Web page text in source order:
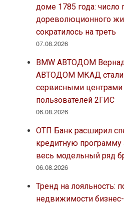
доме 1785 года:
дореволюционного
сократилось на треть
07.08.2026
BMW АВТОДОМ
АВТОДОМ МКАД
сервисными центрами
пользователей 2ГИС
06.08.2026
ОТП Банк расширил
кредитную программу
весь модельный ряд
06.08.2026
Тренд на лояльность:
недвижимости